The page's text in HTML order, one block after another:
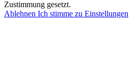
Zustimmung gesetzt.
Ablehnen Ich stimme zu Einstellungen